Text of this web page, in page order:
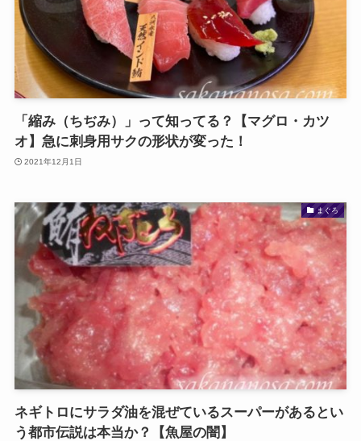
「縮み（ちぢみ）」って知ってる？【マグロ・カツ
オ】急に刺身用サクの形状が変った！
2021年12月1日
まぐろ
ネギトロにサラダ油を混ぜているスーパーがあるとい
う都市伝説は本当か？【魚屋の闇】